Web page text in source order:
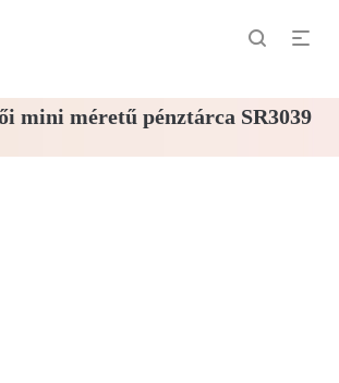
mini méretű pénztárca SR3039